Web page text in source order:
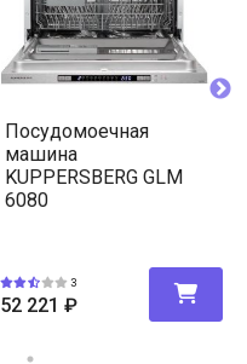
Посудомоечная
машина
KUPPERSBERG GLM
6080
3
52 221 ₽